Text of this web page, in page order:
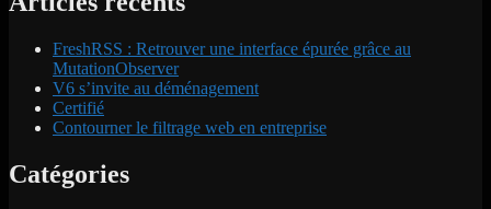
FreshRSS : Retrouver une interface épurée grâce au
MutationObserver
V6 s’invite au déménagement
Certifié
Contourner le filtrage web en entreprise
Catégories